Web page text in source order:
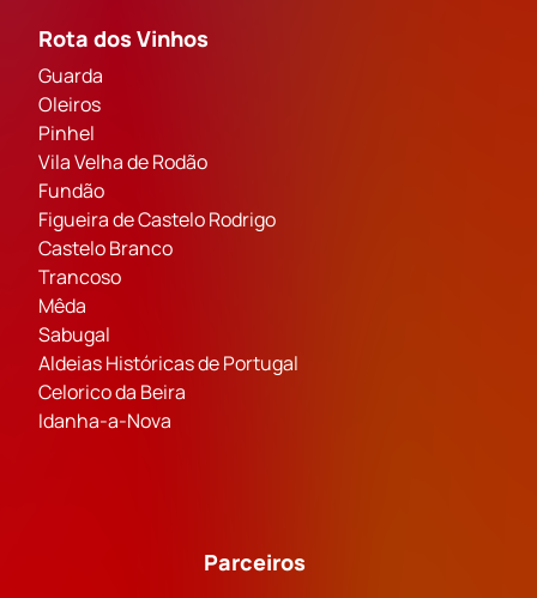
Rota dos Vinhos
Guarda
Oleiros
Pinhel
Vila Velha de Rodão
Fundão
Figueira de Castelo Rodrigo
Castelo Branco
Trancoso
Mêda
Sabugal
Aldeias Históricas de Portugal
Celorico da Beira
Idanha-a-Nova
Parceiros